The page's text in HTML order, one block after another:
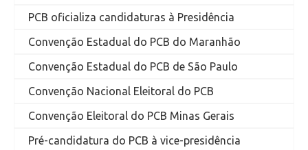
PCB oficializa candidaturas à Presidência
Convenção Estadual do PCB do Maranhão
Convenção Estadual do PCB de São Paulo
Convenção Nacional Eleitoral do PCB
Convenção Eleitoral do PCB Minas Gerais
Pré-candidatura do PCB à vice-presidência